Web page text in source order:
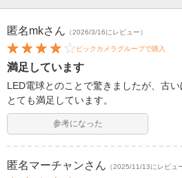
匿名mkさん （2026/3/16にレビュー）
ビックカメラグループで購入
満足しています
LED電球とのことで驚きましたが、古
とても満足しています。
参考になった
匿名マーチャンさん （2025/11/13にレビュ